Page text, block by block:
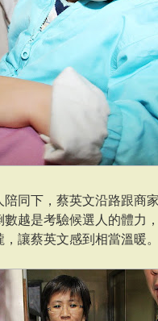
同下，蔡英文沿路跟商
越是考驗候選人的體力
讓蔡英文感到相當溫暖。